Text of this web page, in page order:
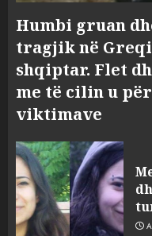
Humbi gruan
tragjik në
shqiptar. Flet
me të cilin u
viktimave